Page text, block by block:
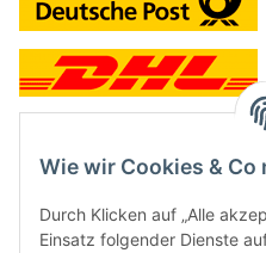
Neben dem Onlineshop
Wie wir Cookies & Co
Durch Klicken auf „Alle
Einsatz folgender Dienste